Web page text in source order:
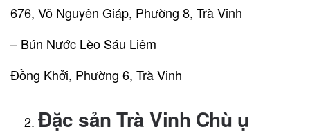
676, Võ Nguyên Giáp, Phường 8, Trà Vinh
– Bún Nước Lèo Sáu Liêm
Đồng Khởi, Phường 6, Trà Vinh
Đặc sản Trà Vinh Chù ụ